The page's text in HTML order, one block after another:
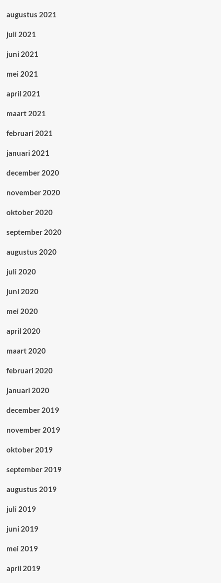
augustus 2021
juli 2021
juni 2021
mei 2021
april 2021
maart 2021
februari 2021
januari 2021
december 2020
november 2020
oktober 2020
september 2020
augustus 2020
juli 2020
juni 2020
mei 2020
april 2020
maart 2020
februari 2020
januari 2020
december 2019
november 2019
oktober 2019
september 2019
augustus 2019
juli 2019
juni 2019
mei 2019
april 2019